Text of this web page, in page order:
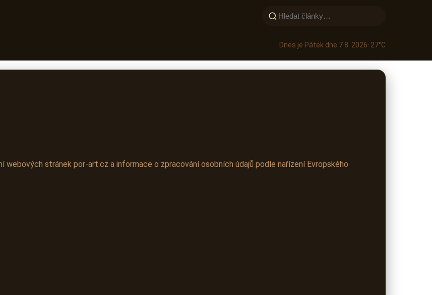
Dnes je Pátek dne 7 8. 2026· 27°C
webových stránek por-art.cz a informace o zpracování osobních údajů podle nařízení Evropského